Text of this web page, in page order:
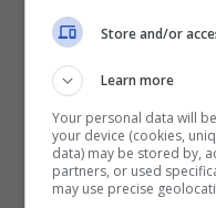
pochi sconti e
batticuore ai
conto che
numero di
ben 4,3 milioni.
Store and/or
Learn more
Your personal data will
your device (cookies,
data) may be stored by,
partners, or used
may use precise